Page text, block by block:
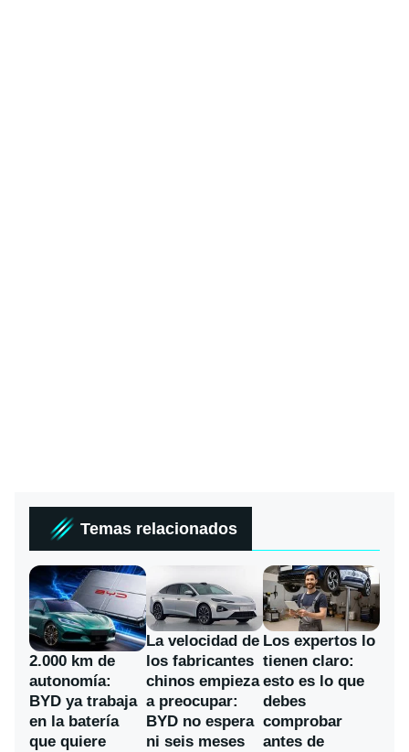
Temas relacionados
2.000 km de
autonomía:
BYD ya trabaja
en la batería
que quiere
La velocidad de
los fabricantes
chinos empieza
a preocupar:
BYD no espera
ni seis meses
Los expertos lo
tienen claro:
esto es lo que
debes
comprobar
antes de